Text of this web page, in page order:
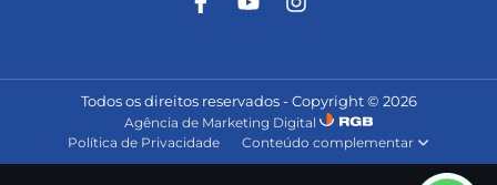
Todos os direitos reservados - Copyright © 2026
Política de Privacidade Conteúdo complementar
Agência de Marketing Digital